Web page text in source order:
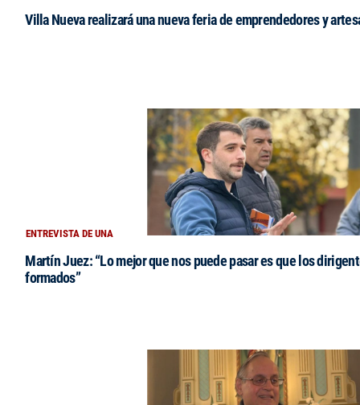
Villa Nueva realizará una nueva feria de emprendedores y
ENTREVISTA DE UNA
Martín Juez: “Lo mejor que nos puede pasar es que los
formados”